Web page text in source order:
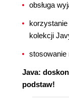
obsługa
kolekcji
stosowanie
Java:
podstaw!